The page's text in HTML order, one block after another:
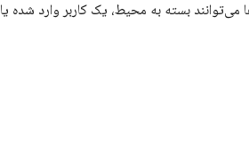
می‌توانند بسته به محیط، یک کاربر وارد شده یا